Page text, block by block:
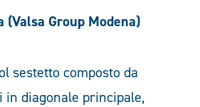
(Valsa Group Modena)
sestetto composto da
diagonale principale,